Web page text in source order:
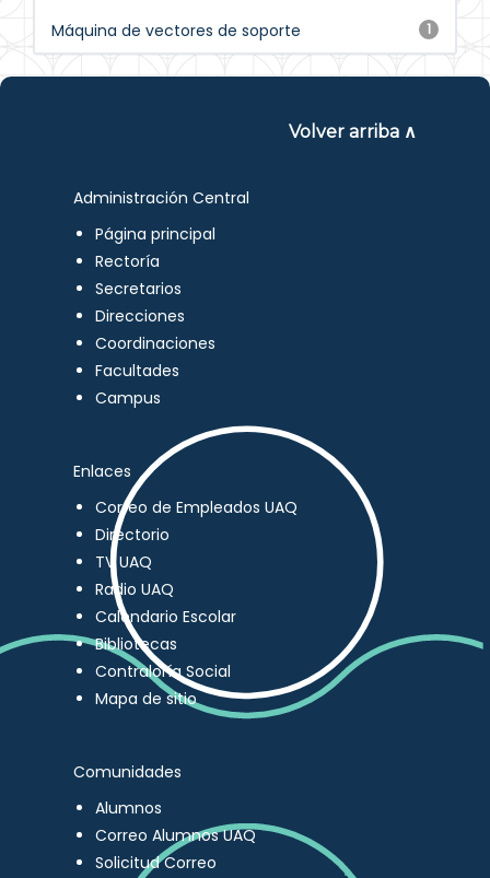
1
Máquina de vectores de soporte
Volver arriba ∧
Administración Central
Página principal
Rectoría
Secretarios
Direcciones
Coordinaciones
Facultades
Campus
Enlaces
Correo de Empleados UAQ
Directorio
TV UAQ
Radio UAQ
Calendario Escolar
Bibliotecas
Contraloría Social
Mapa de sitio
Comunidades
Alumnos
Correo Alumnos UAQ
Solicitud Correo